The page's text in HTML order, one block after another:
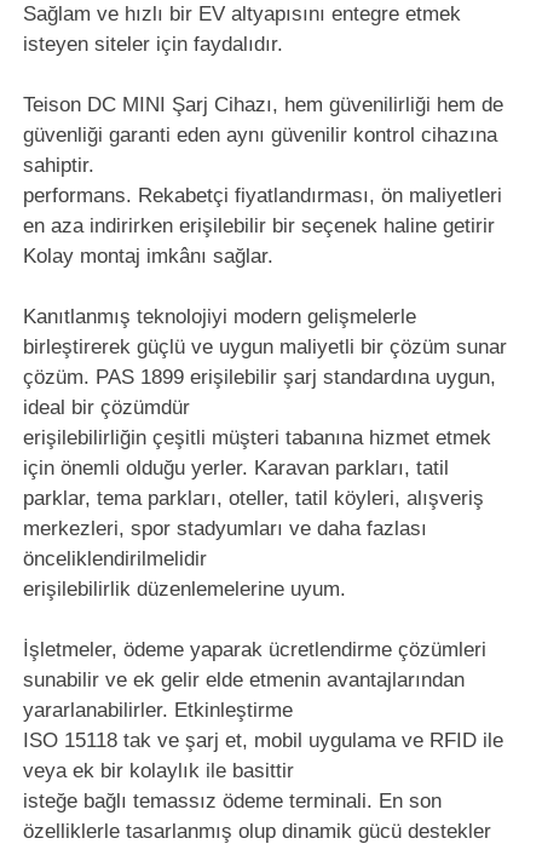
Sağlam ve hızlı bir EV altyapısını entegre etmek
isteyen siteler için faydalıdır.
Teison DC MINI Şarj Cihazı, hem güvenilirliği hem de
güvenliği garanti eden aynı güvenilir kontrol cihazına
sahiptir.
performans. Rekabetçi fiyatlandırması, ön maliyetleri
en aza indirirken erişilebilir bir seçenek haline getirir
Kolay montaj imkânı sağlar.
Kanıtlanmış teknolojiyi modern gelişmelerle
birleştirerek güçlü ve uygun maliyetli bir çözüm sunar
çözüm. PAS 1899 erişilebilir şarj standardına uygun,
ideal bir çözümdür
erişilebilirliğin çeşitli müşteri tabanına hizmet etmek
için önemli olduğu yerler. Karavan parkları, tatil
parklar, tema parkları, oteller, tatil köyleri, alışveriş
merkezleri, spor stadyumları ve daha fazlası
önceliklendirilmelidir
erişilebilirlik düzenlemelerine uyum.
İşletmeler, ödeme yaparak ücretlendirme çözümleri
sunabilir ve ek gelir elde etmenin avantajlarından
yararlanabilirler. Etkinleştirme
ISO 15118 tak ve şarj et, mobil uygulama ve RFID ile
veya ek bir kolaylık ile basittir
isteğe bağlı temassız ödeme terminali. En son
özelliklerle tasarlanmış olup dinamik gücü destekler